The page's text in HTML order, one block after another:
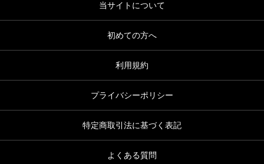
当サイトについて
初めての方へ
利用規約
プライバシーポリシー
特定商取引法に基づく表記
よくある質問